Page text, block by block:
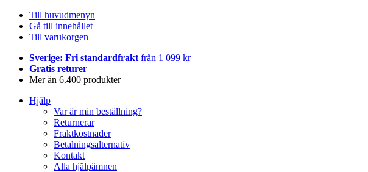
Till huvudmenyn
Gå till innehållet
Till varukorgen
Sverige: Fri standardfrakt från 1 099 kr
Gratis returer
Mer än 6.400 produkter
Hjälp
Var är min beställning?
Returnerar
Fraktkostnader
Betalningsalternativ
Kontakt
Alla hjälpämnen